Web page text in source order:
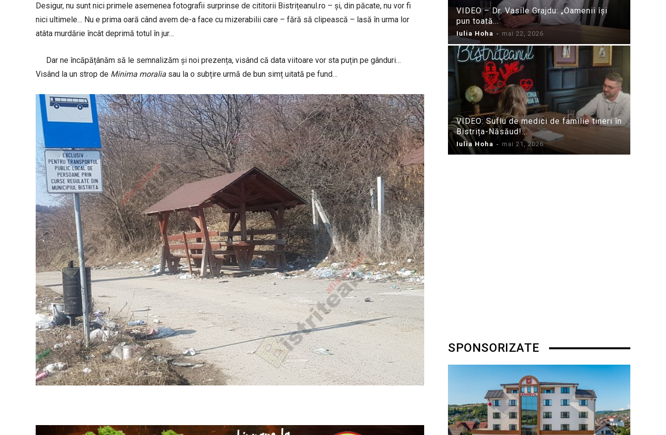
Desigur, nu sunt nici primele asemenea fotografii surprinse de cititorii Bistrițeanul.ro – și, din păcate, nu vor fi
nici ultimele… Nu e prima oară când avem de-a face cu mizerabilii care – fără să clipească – lasă în urma lor
atâta murdărie încât deprimă totul în jur…
Dar ne încăpățânăm să le semnalizăm și noi prezența, visând că data viitoare vor sta puțin pe gânduri…
Visând la un strop de Minima moralia sau la o subțire urmă de bun simț uitată pe fund…
VIDEO – Dr. Vasile Grajdu: „Oamenii își
pun toată...
Iulia Hoha - mai 22, 2026
VIDEO: Suflu de medici de familie tineri în
Bistrița-Năsăud!...
Iulia Hoha - mai 21, 2026
SPONSORIZATE